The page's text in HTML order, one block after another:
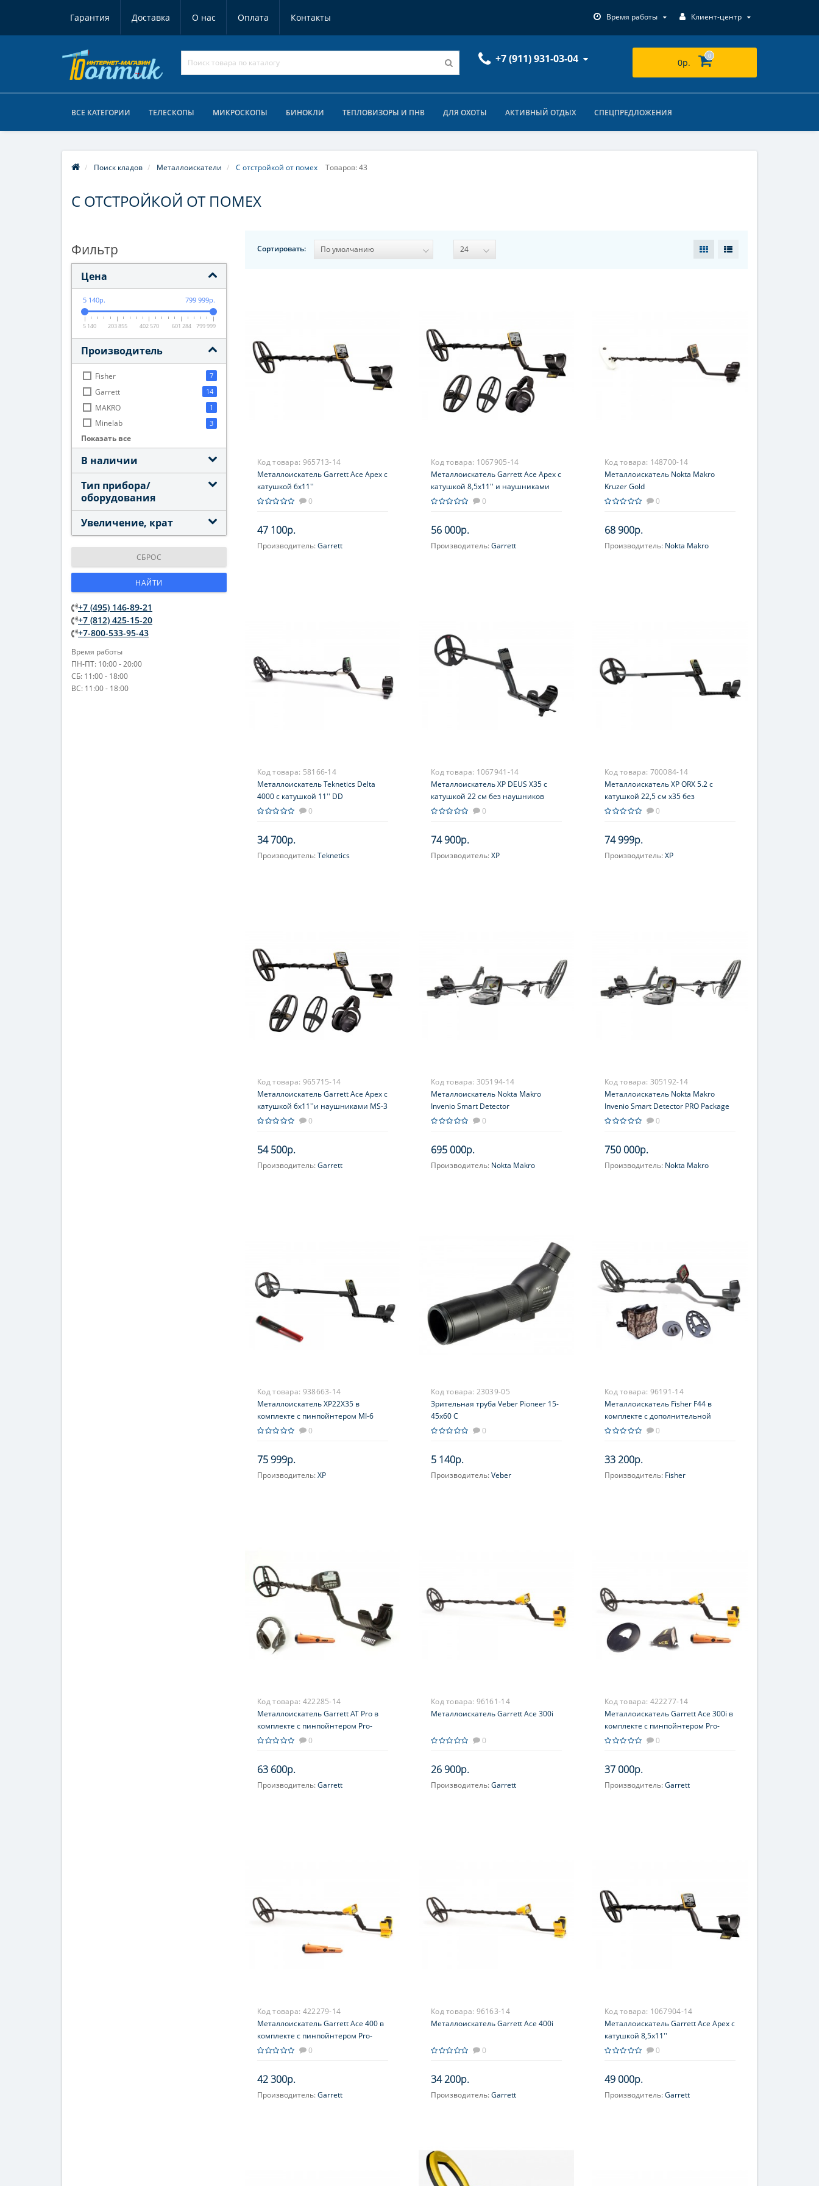
Гарантия Доставка О нас Оплата Контакты Время работы Клиент-центр
+7 (911) 931-03-04 0р.
0
ВСЕ КАТЕГОРИИ ТЕЛЕСКОПЫ МИКРОСКОПЫ БИНОКЛИ ТЕПЛОВИЗОРЫ И ПНВ ДЛЯ ОХОТЫ АКТИВНЫЙ ОТДЫХ СПЕЦПРЕДЛОЖЕНИЯ
Поиск кладов Металлоискатели С отстройкой от помех Товаров: 43
С ОТСТРОЙКОЙ ОТ ПОМЕХ
Фильтр
Цена
5 140р. 799 999р.
5 140 203 855 402 570 601 284 799 999
Производитель
Fisher 7
Garrett 14
MAKRO 1
Minelab 3
Nokta Makro
2
Veber
XP 12
Показать все
В наличии
Тип прибора/
оборудования
Увеличение, крат
СБРОС
НАЙТИ
+7 (495) 146-89-21
+7 (812) 425-15-20
+7-800-533-95-43
Время работы
ПН-ПТ: 10:00 - 20:00
СБ: 11:00 - 18:00
ВС: 11:00 - 18:00
Сортировать:
Код товара: 965713-14
Металлоискатель Garrett Ace Apex с
катушкой 6х11''
0
47 100р.
Производитель:Garrett
Код товара: 1067905-14
Металлоискатель Garrett Ace Apex с
катушкой 8,5x11'' и наушниками
MS-3 Z-Lynk
0
56 000р.
Производитель:Garrett
Код товара: 148700-14
Металлоискатель Nokta Makro
Kruzer Gold
0
68 900р.
Производитель: Nokta Makro
Код товара: 58166-14
Металлоискатель Teknetics Delta
4000 с катушкой 11'' DD
0
34 700р.
Производитель:Teknetics
Код товара: 1067941-14
Металлоискатель XP DEUS X35 с
катушкой 22 см без наушников
0
74 900р.
Производитель:XP
Код товара: 700084-14
Металлоискатель XP ORX 5.2 с
катушкой 22,5 см x35 без
наушников
0
74 999р.
Производитель:XP
Код товара: 965715-14
Металлоискатель Garrett Ace Apex с
катушкой 6x11''и наушниками MS-3
Z-Lynk
0
54 500р.
Производитель:Garrett
Код товара: 305194-14
Металлоискатель Nokta Makro
Invenio Smart Detector
0
695 000р.
Производитель: Nokta Makro
Код товара: 305192-14
Металлоискатель Nokta Makro
Invenio Smart Detector PRO Package
0
750 000р.
Производитель: Nokta Makro
Код товара: 938663-14
Металлоискатель XP22X35 в
комплекте с пинпойнтером MI-6
0
75 999р.
Производитель:XP
Код товара: 23039-05
Зрительная труба Veber Pioneer 15-
45x60 C
0
5 140р.
Производитель:Veber
Код товара: 96191-14
Металлоискатель Fisher F44 в
комплекте с дополнительной
катушкой 4''DD, защитой на
0
33 200р.
Производитель: Fisher
Код товара: 422285-14
Металлоискатель Garrett AT Pro в
комплекте с пинпойнтером Pro-
Pointer AT
0
63 600р.
Производитель:Garrett
Код товара: 96161-14
Металлоискатель Garrett Ace 300i
0
26 900р.
Производитель:Garrett
Код товара: 422277-14
Металлоискатель Garrett Ace 300i в
комплекте с пинпойнтером Pro-
Pointer AT
0
37 000р.
Производитель:Garrett
Код товара: 422279-14
Металлоискатель Garrett Ace 400 в
комплекте с пинпойнтером Pro-
Pointer AT
0
42 300р.
Производитель:Garrett
Код товара: 96163-14
Металлоискатель Garrett Ace 400i
0
34 200р.
Производитель:Garrett
Код товара: 1067904-14
Металлоискатель Garrett Ace Apex с
катушкой 8,5х11''
0
49 000р.
Производитель:Garrett